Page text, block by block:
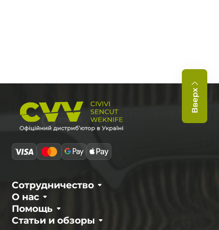
Вверх
О нас
Сотрудничество
Статьи и обзоры
Помощь